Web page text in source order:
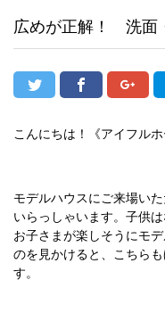
広めが正解！ 洗面
こんにちは！《アイフル
モデルハウスにご来場い
いらっしゃいます。子供
お子さまが楽しそうにモ
のを見かけると、こちら
す。